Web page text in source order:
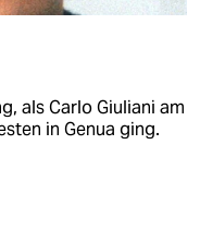
als Carlo Giuliani am
in Genua ging.